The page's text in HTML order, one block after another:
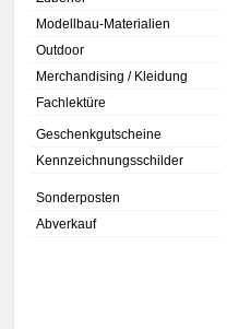
Modellbau-Materialien
Outdoor
Merchandising / Kleidung
Fachlektüre
Geschenkgutscheine
Kennzeichnungsschilder
Sonderposten
Abverkauf